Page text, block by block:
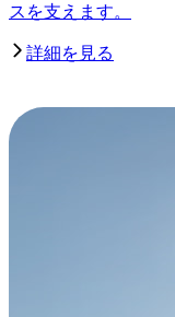
スを支えます。
詳細を見る